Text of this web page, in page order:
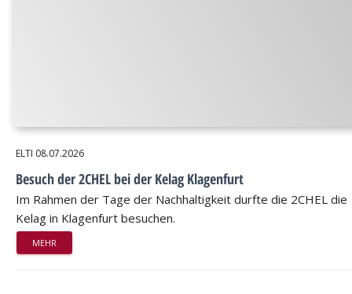
ELTI 08.07.2026
Besuch der 2CHEL bei der Kelag Klagenfurt
Im Rahmen der Tage der Nachhaltigkeit durfte die 2CHEL die
Kelag in Klagenfurt besuchen.
MEHR